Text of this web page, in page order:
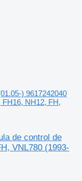
) 9617242040
FH16, NH12, FH,
de control de
VNL780 (1993-